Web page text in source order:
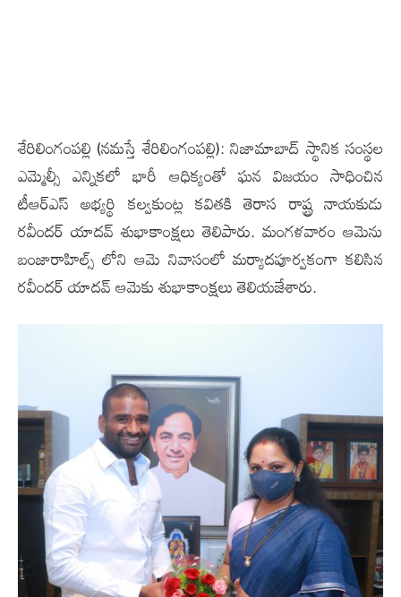
శేరిలింగంప‌ల్లి‌ (న‌మ‌స్తే శేరిలింగంప‌ల్లి): నిజామాబాద్ స్థానిక సంస్థల
ఎమ్మెల్సీ ఎన్నికలో భారీ ఆధిక్యంతో ఘన విజయం సాధించిన
టీఆర్ఎస్ అభ్యర్థి కల్వకుంట్ల కవితకి తెరాస రాష్ట్ర నాయకుడు
రవీందర్ యాదవ్ శుభాకాంక్ష‌లు తెలిపారు. మంగ‌ళ‌వారం ఆమెను
బంజారాహిల్స్ లోని ఆమె నివాసంలో మర్యాదపూర్వకంగా క‌లిసిన
ర‌వీంద‌ర్ యాద‌వ్ ఆమెకు శుభాకాంక్షలు తెలియజేశారు.